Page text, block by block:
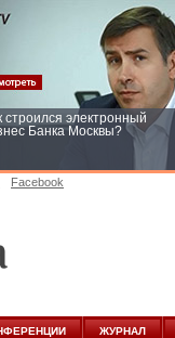
строился электронный
Банка Москвы?
Facebook
ЖУРНАЛ